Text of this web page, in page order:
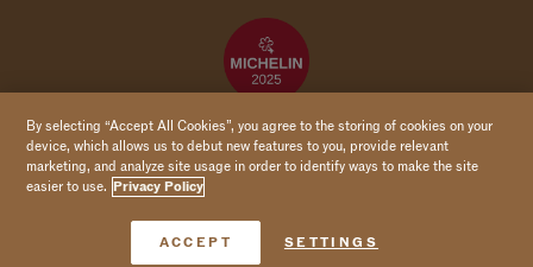
Reservar ahora
Copyright 2026 Viceroy Hotels & Resorts
By selecting “Accept All Cookies”, you agree to the storing of cookies on your
device, which allows us to debut new features to you, provide relevant
marketing, and analyze site usage in order to identify ways to make the site
easier to use. Privacy Policy
SETTINGS
ACCEPT